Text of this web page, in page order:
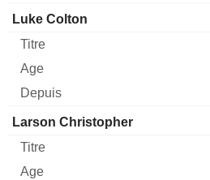
Luke Colton
Larson Christopher